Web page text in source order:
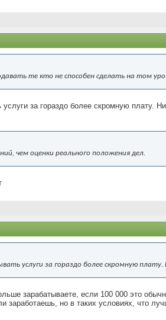
те кто не способен сделать на том
услуги за гораздо более скромную плату.
чем оценки реального положения дел.
услуги за гораздо более скромную
зарабатываете, если 100 000 это
заработаешь, но в таких условиях, что